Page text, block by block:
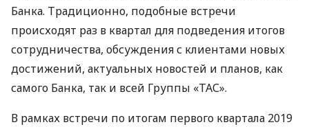
Банка. Традиционно, подобные встречи
происходят раз в квартал для подведения итогов
сотрудничества, обсуждения с клиентами новых
достижений, актуальных новостей и планов, как
самого Банка, так и всей Группы «ТАС».
В рамках встречи по итогам первого квартала 2019